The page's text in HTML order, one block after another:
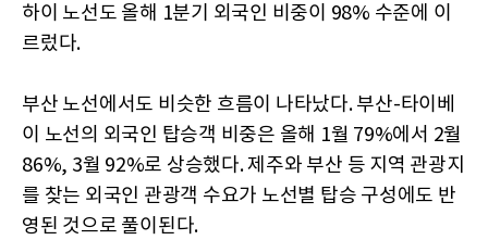
하이 노선도 올해 1분기 외국인 비중이 98% 수준에 이
르렀다.
부산 노선에서도 비슷한 흐름이 나타났다. 부산-타이베
이 노선의 외국인 탑승객 비중은 올해 1월 79%에서 2월
86%, 3월 92%로 상승했다. 제주와 부산 등 지역 관광지
를 찾는 외국인 관광객 수요가 노선별 탑승 구성에도 반
영된 것으로 풀이된다.